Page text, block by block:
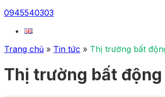
0945540303
Trang chủ » Tin tức » Thị trường bất
Thị trường bất